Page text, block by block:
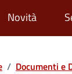
Novità
/ Documenti e